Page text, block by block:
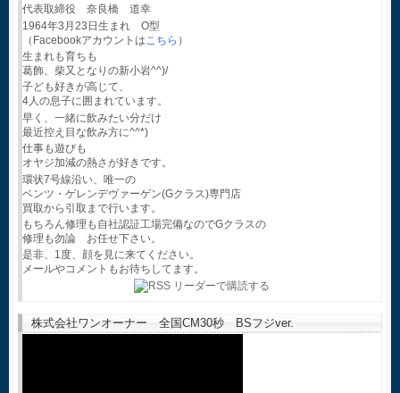
代表取締役 奈良橋 道幸
1964年3月23日生まれ O型
（Facebookアカウントは こちら ）
生まれも育ちも
葛飾、柴又となりの新小岩^^)/
子ども好きが高じて、
4人の息子に囲まれています。
早く、一緒に飲みたい分だけ
最近控え目な飲み方に^^*)
仕事も遊びも
オヤジ加減の熱さが好きです。
環状7号線沿い、唯一の
ベンツ・ゲレンデヴァーゲン(Gクラス)専門店
買取から引取まで行います。
もちろん修理も自社認証工場完備なのでGクラスの
修理も勿論 お任せ下さい。
是非、1度、顔を見に来てください。
メールやコメントもお待ちしてます。
株式会社ワンオーナー 全国CM30秒 BSフジver.